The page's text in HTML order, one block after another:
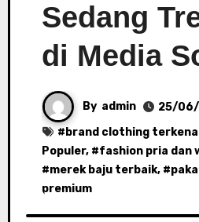
Sedang
di Media
By admin
25/
# brand clothing terkenal
Populer, #fashion pria dan
#merek baju terbaik, #
premium